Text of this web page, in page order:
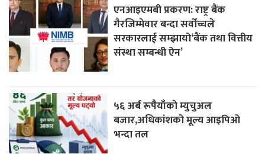
एनआइएमबी प्रकरण: राष्ट्र बैंक
गैरजिम्मेवार बन्दा सर्वोच्चले
सरकारलाई सम्झायो‘बैंक तथा वित्तीय
संस्था सम्बन्धी ऐन’
५६ अर्ब रूपैयाँकाे म्युचुअल
बजार,अधिकांशको मूल्य आइपिओ
भन्दा तल